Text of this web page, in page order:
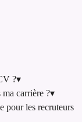
?▾
carrière ?▾
pour les recruteurs